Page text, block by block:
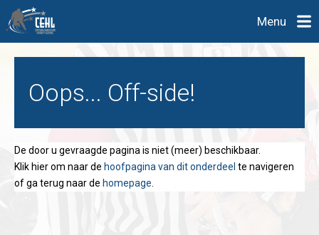
Menu
Oops... Off-side!
De door u gevraagde pagina is niet (meer) beschikbaar.
Klik hier om naar de hoofpagina van dit onderdeel te navigeren
of ga terug naar de homepage